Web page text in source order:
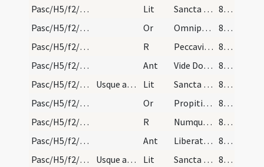
Pasc/H5/f2/Rogationes/Rogation Days/litany/6
Lit Sancta Maria
851 (248)
Pasc/H5/f2/Rogationes/Rogation Days/stational oration/7
Or Omnipotens sempiterne ... foveas lenitate.
851 (248)
Pasc/H5/f2/Rogationes/Rogation Days/procession/6
R Peccavi Domine
852 (249)
Pasc/H5/f2/Rogationes/Rogation Days/procession/9
Ant Vide Domine
852 (249)
Pasc/H5/f2/Rogationes/Rogation Days/litany/7
Usque ad sanctum Vincentium. Lit Sancta Maria
852 (249)
Pasc/H5/f2/Rogationes/Rogation Days/stational oration/8
Or Propitiare Domine ... munere gloriemur.
852 (249)
Pasc/H5/f2/Rogationes/Rogation Days/procession/7
R Numquid Domine
852 (249)
Pasc/H5/f2/Rogationes/Rogation Days/procession/10
Ant Liberator noster
852 (249)
Pasc/H5/f2/Rogationes/Rogation Days/litany/8
Usque ad sanctum Ambrosium. Lit Sancta Maria
852 (249)